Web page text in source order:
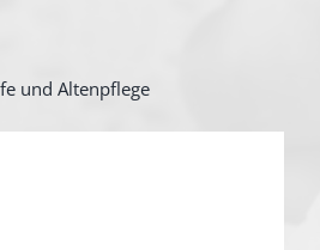
und Altenpflege